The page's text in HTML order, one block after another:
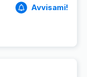
Avvisami!